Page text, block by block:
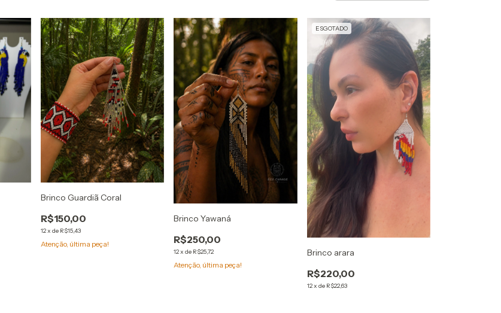
Brinco Guardiã Coral
R$150,00
12x de R$15,43
Atenção, última peça!
Brinco Yawaná
R$250,00
12xde R$25,72
Atenção, última peça!
ESGOTADO
Brinco arara
R$220,00
12x de R$22,63